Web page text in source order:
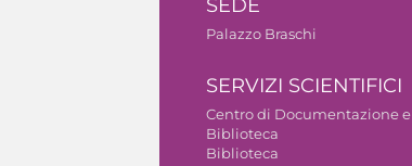
SEDE
Palazzo Braschi
SERVIZI SCIENTIFICI
Centro di Documentazione e
Biblioteca
Biblioteca